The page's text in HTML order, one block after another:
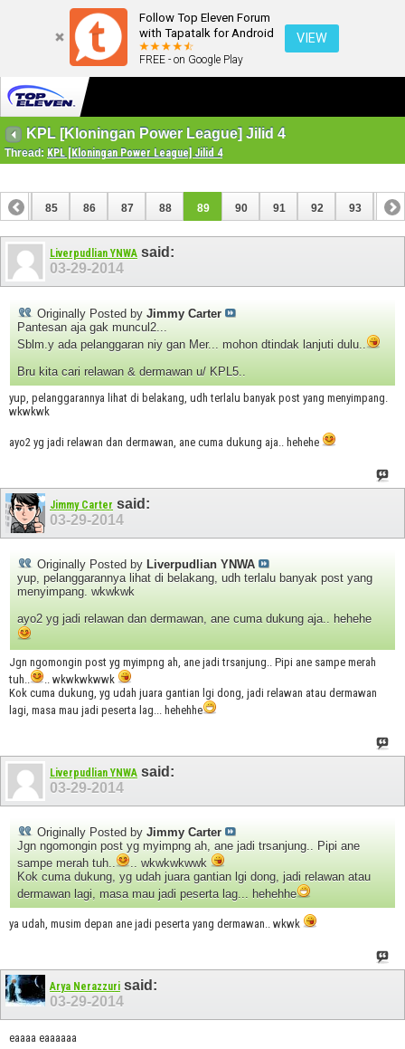
Follow Top Eleven Forum
with Tapatalk for Android
FREE - on Google Play
VIEW
KPL [Kloningan Power League] Jilid 4
Thread: KPL [Kloningan Power League] Jilid 4
84 85 86 87 88 89 90 91 92 93 94
Liverpudlian YNWA said:
03-29-2014
Originally Posted by Jimmy Carter
Pantesan aja gak muncul2...
Sblm.y ada pelanggaran niy gan Mer... mohon dtindak lanjuti dulu..
Bru kita cari relawan & dermawan u/ KPL5..
yup, pelanggarannya lihat di belakang, udh terlalu banyak post yang menyimpang.
wkwkwk
ayo2 yg jadi relawan dan dermawan, ane cuma dukung aja.. hehehe
Jimmy Carter said:
03-29-2014
Originally Posted by Liverpudlian YNWA
yup, pelanggarannya lihat di belakang, udh terlalu banyak post yang
menyimpang. wkwkwk
ayo2 yg jadi relawan dan dermawan, ane cuma dukung aja.. hehehe
Jgn ngomongin post yg myimpng ah, ane jadi trsanjung.. Pipi ane sampe merah
tuh..
.. wkwkwkwwk
Kok cuma dukung, yg udah juara gantian lgi dong, jadi relawan atau dermawan
lagi, masa mau jadi peserta lag... hehehhe
Liverpudlian YNWA said:
03-29-2014
Originally Posted by Jimmy Carter
Jgn ngomongin post yg myimpng ah, ane jadi trsanjung.. Pipi ane
sampe merah tuh..
.. wkwkwkwwk
Kok cuma dukung, yg udah juara gantian lgi dong, jadi relawan atau
dermawan lagi, masa mau jadi peserta lag... hehehhe
ya udah, musim depan ane jadi peserta yang dermawan.. wkwk
Arya Nerazzuri said:
03-29-2014
eaaaa eaaaaaa